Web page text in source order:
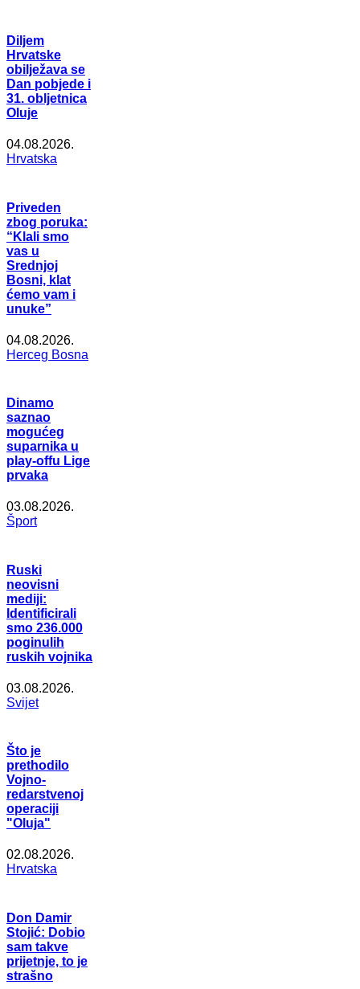
Diljem
Hrvatske
obilježava se
Dan pobjede i
31. obljetnica
Oluje
04.08.2026.
Hrvatska
Priveden
zbog poruka:
“Klali smo
vas u
Srednjoj
Bosni, klat
ćemo vam i
unuke”
04.08.2026.
Herceg Bosna
Dinamo
saznao
mogućeg
suparnika u
play-offu Lige
prvaka
03.08.2026.
Šport
Ruski
neovisni
mediji:
Identificirali
smo 236.000
poginulih
ruskih vojnika
03.08.2026.
Svijet
Što je
prethodilo
Vojno-
redarstvenoj
operaciji
"Oluja"
02.08.2026.
Hrvatska
Don Damir
Stojić: Dobio
sam takve
prijetnje, to je
strašno